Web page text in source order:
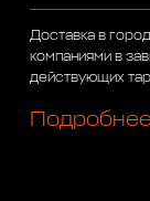
Доставка в
компаниями в
действующих
Подробнее